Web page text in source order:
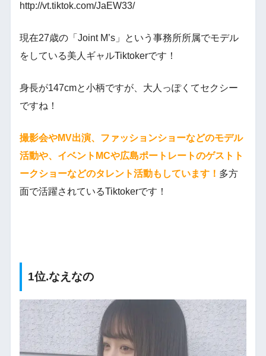
http://vt.tiktok.com/JaEW33/
現在27歳の「Joint M’s」という事務所所属でモデル
をしている美人ギャルTiktokerです！
身長が147cmと小柄ですが、大人っぽくてセクシー
ですね！
撮影会やMV出演、ファッションショーなどのモデル
活動や、イベントMCや広島ポートレートのゲストト
ークショーなどのタレント活動もしています！ 多方
面で活躍されているTiktokerです！
1位.なえなの